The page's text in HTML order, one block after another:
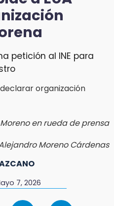
petición al INE para
en rueda de prensa
Moreno Cárdenas
7, 2026